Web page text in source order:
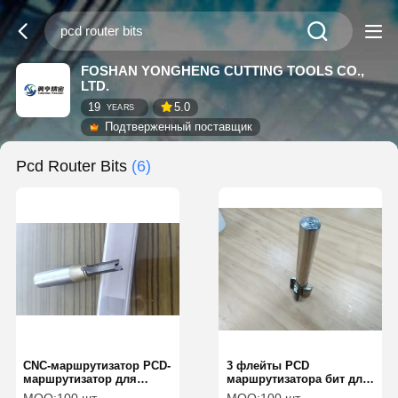
FOSHAN YONGHENG CUTTING TOOLS CO.,
LTD.
19 YEARS
5.0
Подтверженный поставщик
Pcd Router Bits (6)
CNC-маршрутизатор PCD-
маршрутизатор для
резки и формования
3 флейты PCD
маршрутизатора бит для
CNC маршрутизатора без